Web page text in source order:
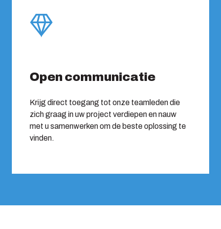
Open communicatie
Krijg direct toegang tot onze teamleden die
zich graag in uw project verdiepen en nauw
met u samenwerken om de beste oplossing te
vinden.